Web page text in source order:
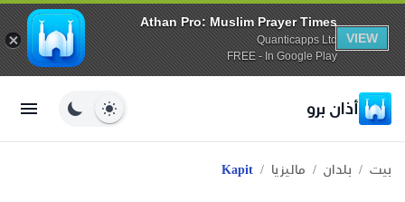
Athan Pro: Muslim Prayer Times
Quanticapps Ltd
FREE - In Google Play
VIEW
أذان برو
بيت / بلدان / ماليزيا /
Kapit